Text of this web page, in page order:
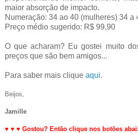
maior absorção de impacto.
Numeração: 34 ao 40 (mulheres) 34 a
Preço médio sugerido: R$ 99,90
O que acharam? Eu gostei muito
preços que são bem amigos...
Para saber mais clique aqui.
Beijos,
Jamille
♥ ♥ ♥ Gostou? Então clique nos botões